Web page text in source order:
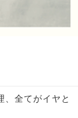
、全てがイヤと